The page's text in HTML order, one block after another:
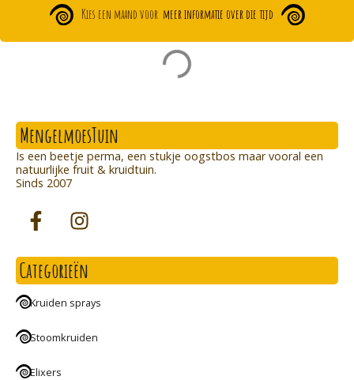
Kies een maand voor meer informatie over die tijd
MengelmoesTuin
Is een beetje perma, een stukje oogstbos maar vooral een
natuurlijke fruit & kruidtuin.
Sinds 2007
Categorieën
Kruiden sprays
Stoomkruiden
Elixers